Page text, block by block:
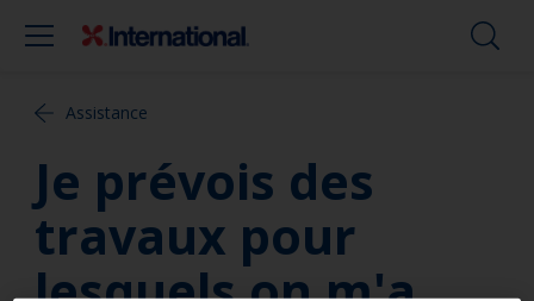
Assistance
Je prévois des
travaux pour